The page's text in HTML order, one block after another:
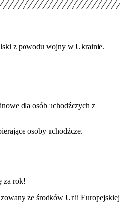
z powodu wojny w Ukrainie.
dla osób uchodźczych z
osoby uchodźcze.
za rok!
ze środków Unii Europejskiej